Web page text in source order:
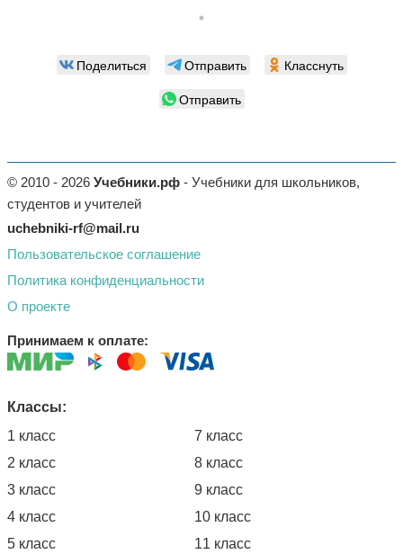
Поделиться Отправить
Класснуть
Отправить
© 2010 - 2026 Учебники.рф - Учебники для школьников,
студентов и учителей
uchebniki-rf@mail.ru
Пользовательское соглашение
Политика конфиденциальности
О проекте
Принимаем к оплате:
Классы:
1 класс
2 класс
3 класс
4 класс
5 класс
7 класс
8 класс
9 класс
10 класс
11 класс